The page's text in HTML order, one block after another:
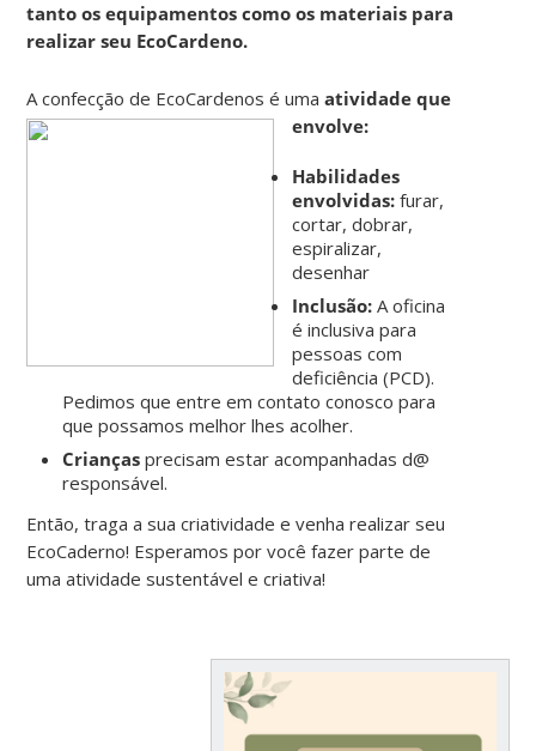
tanto os equipamentos como os materiais para
realizar seu EcoCardeno.
A confecção de EcoCardenos é umaatividade que
envolve:
Habilidades
envolvidas: furar,
cortar, dobrar,
espiralizar,
desenhar
Inclusão: A oficina
é inclusiva para
pessoas com
deficiência (PCD).
Pedimos que entre em contato conosco para
que possamos melhor lhes acolher.
Crianças precisam estar acompanhadas d@
responsável.
Então, traga a sua criatividade e venha realizar seu
EcoCaderno! Esperamos por você fazer parte de
uma atividade sustentável e criativa!